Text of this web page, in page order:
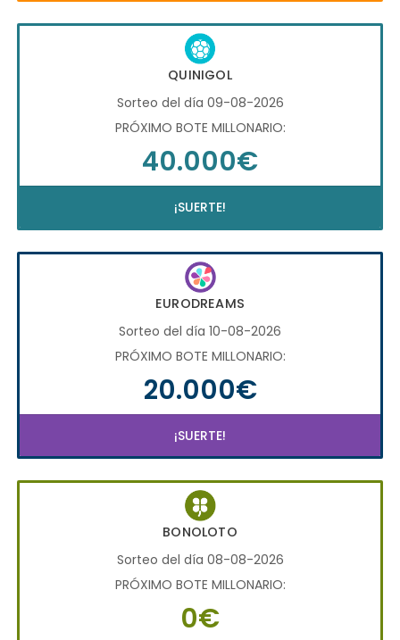
QUINIGOL
Sorteo del día 09-08-2026
PRÓXIMO BOTE MILLONARIO:
40.000€
¡SUERTE!
EURODREAMS
Sorteo del día 10-08-2026
PRÓXIMO BOTE MILLONARIO:
20.000€
¡SUERTE!
BONOLOTO
Sorteo del día 08-08-2026
PRÓXIMO BOTE MILLONARIO:
0€